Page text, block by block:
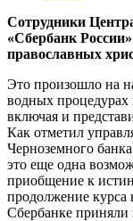
Сотрудники
«Сбербанк
православных
Это произошло на
водных процедурах
включая и
Как отметил
Черноземного
это еще одна
приобщение к
продолжение курса
Сбербанке приняли